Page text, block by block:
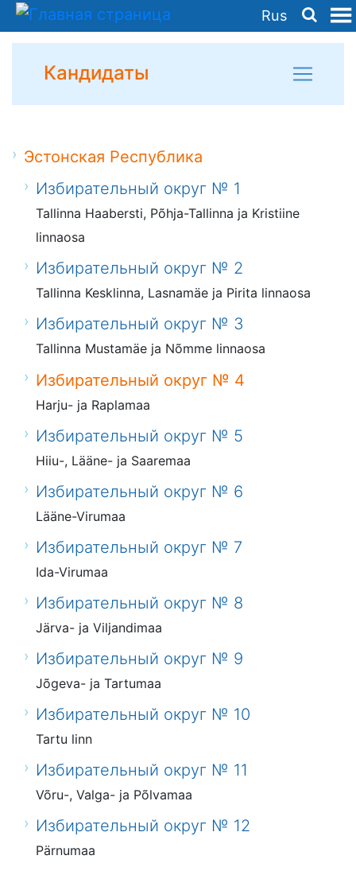
Rus
Кандидаты
Эстонская Республика
Избирательный округ № 1
Tallinna Haabersti, Põhja-Tallinna ja Kristiine
linnaosa
Избирательный округ № 2
Tallinna Kesklinna, Lasnamäe ja Pirita linnaosa
Избирательный округ № 3
Tallinna Mustamäe ja Nõmme linnaosa
Избирательный округ № 4
Harju- ja Raplamaa
Избирательный округ № 5
Hiiu-, Lääne- ja Saaremaa
Избирательный округ № 6
Lääne-Virumaa
Избирательный округ № 7
Ida-Virumaa
Избирательный округ № 8
Järva- ja Viljandimaa
Избирательный округ № 9
Jõgeva- ja Tartumaa
Избирательный округ № 10
Tartu linn
Избирательный округ № 11
Võru-, Valga- ja Põlvamaa
Избирательный округ № 12
Pärnumaa